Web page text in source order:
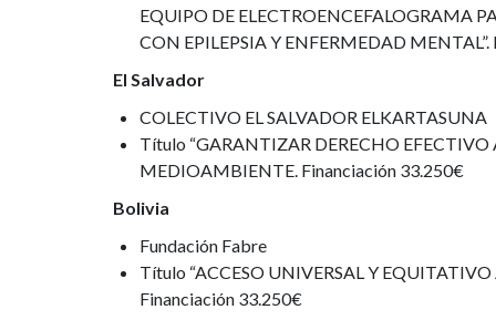
EQUIPO DE ELECTROENCEFALOGRAMA
CON EPILEPSIA Y ENFERMEDAD
El Salvador
COLECTIVO EL SALVADOR ELKARTASUNA
Título “GARANTIZAR DERECHO EFECTIVO
MEDIOAMBIENTE. Financiación 33.250€
Bolivia
Fundación Fabre
Título “ACCESO UNIVERSAL Y
Financiación 33.250€